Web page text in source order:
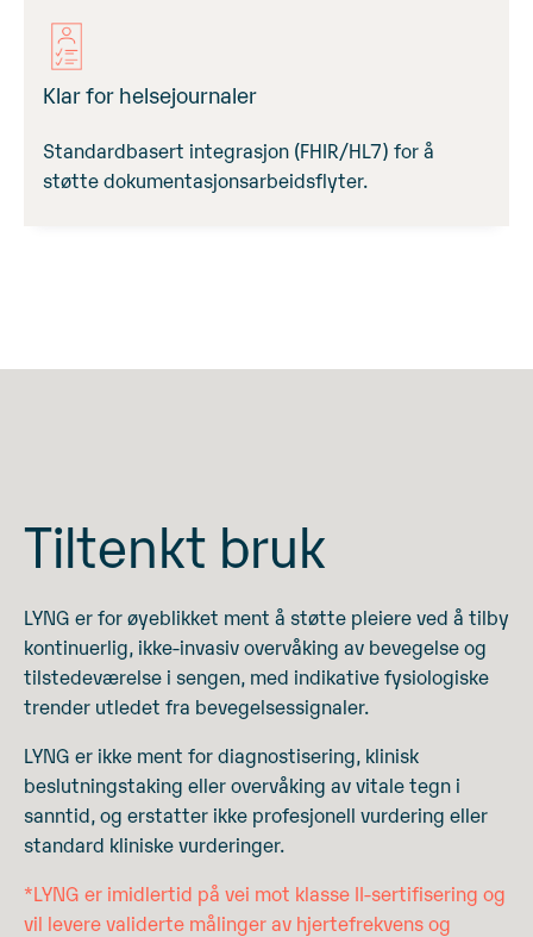
Klar for helsejournaler
Standardbasert integrasjon (FHIR/HL7) for å
støtte dokumentasjonsarbeidsflyter.
Tiltenkt bruk
LYNG er for øyeblikket ment å støtte pleiere ved å tilby
kontinuerlig, ikke-invasiv overvåking av bevegelse og
tilstedeværelse i sengen, med indikative fysiologiske
trender utledet fra bevegelsessignaler.
LYNG er ikke ment for diagnostisering, klinisk
beslutningstaking eller overvåking av vitale tegn i
sanntid, og erstatter ikke profesjonell vurdering eller
standard kliniske vurderinger.
*LYNG er imidlertid på vei mot klasse II-sertifisering og
vil levere validerte målinger av hjertefrekvens og